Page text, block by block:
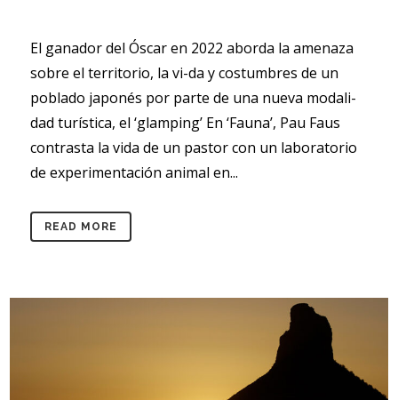
El ganador del Óscar en 2022 aborda la amenaza
sobre el territorio, la vi-da y costumbres de un
poblado japonés por parte de una nueva modali-
dad turística, el ‘glamping’ En ‘Fauna’, Pau Faus
contrasta la vida de un pastor con un laboratorio
de experimentación animal en...
READ MORE